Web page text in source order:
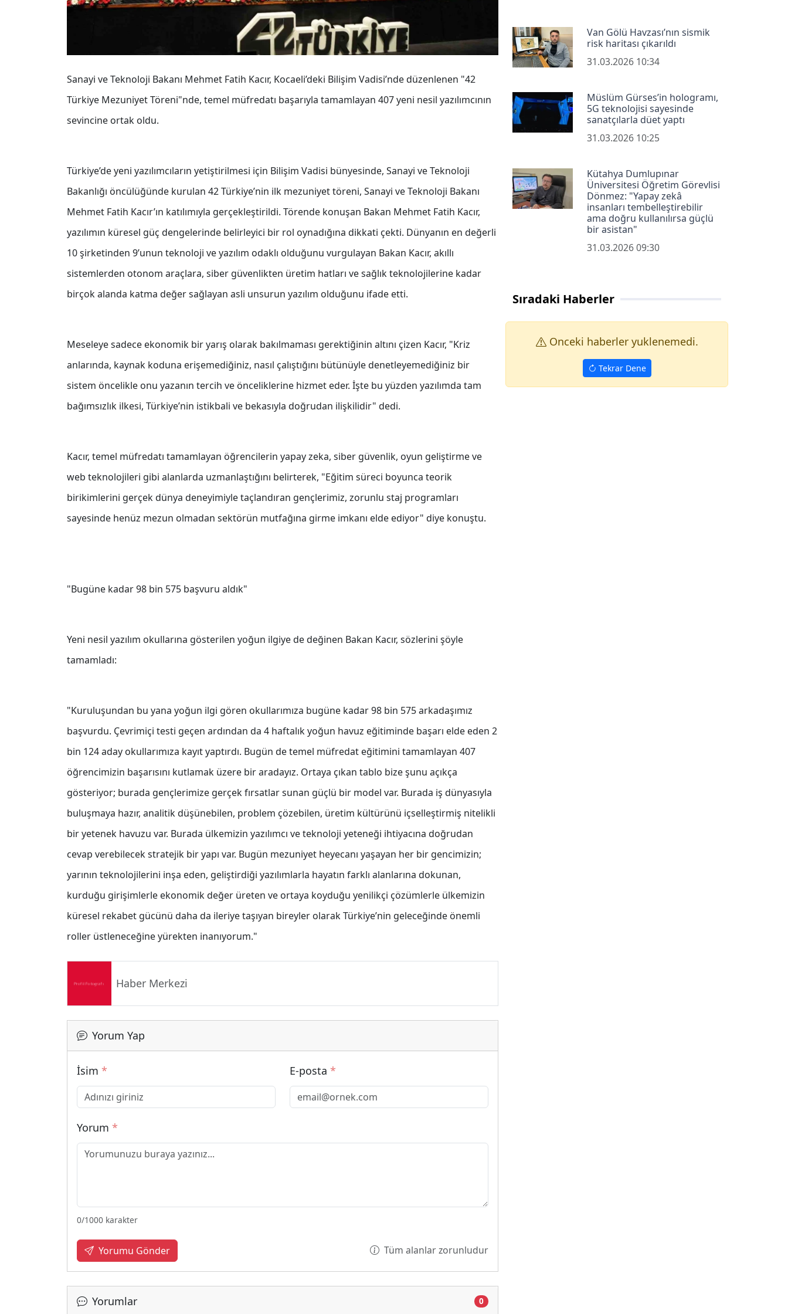
Sanayi ve Teknoloji Bakanı Mehmet Fatih Kacır, Kocaeli’deki Bilişim Vadisi’nde düzenlenen "42
Türkiye Mezuniyet Töreni"nde, temel müfredatı başarıyla tamamlayan 407 yeni nesil yazılımcının
sevincine ortak oldu.
Türkiye’de yeni yazılımcıların yetiştirilmesi için Bilişim Vadisi bünyesinde, Sanayi ve Teknoloji
Bakanlığı öncülüğünde kurulan 42 Türkiye’nin ilk mezuniyet töreni, Sanayi ve Teknoloji Bakanı
Mehmet Fatih Kacır’ın katılımıyla gerçekleştirildi. Törende konuşan Bakan Mehmet Fatih Kacır,
yazılımın küresel güç dengelerinde belirleyici bir rol oynadığına dikkati çekti. Dünyanın en değerli
10 şirketinden 9’unun teknoloji ve yazılım odaklı olduğunu vurgulayan Bakan Kacır, akıllı
sistemlerden otonom araçlara, siber güvenlikten üretim hatları ve sağlık teknolojilerine kadar
birçok alanda katma değer sağlayan asli unsurun yazılım olduğunu ifade etti.
Meseleye sadece ekonomik bir yarış olarak bakılmaması gerektiğinin altını çizen Kacır, "Kriz
anlarında, kaynak koduna erişemediğiniz, nasıl çalıştığını bütünüyle denetleyemediğiniz bir
sistem öncelikle onu yazanın tercih ve önceliklerine hizmet eder. İşte bu yüzden yazılımda tam
bağımsızlık ilkesi, Türkiye’nin istikbali ve bekasıyla doğrudan ilişkilidir" dedi.
Kacır, temel müfredatı tamamlayan öğrencilerin yapay zeka, siber güvenlik, oyun geliştirme ve
web teknolojileri gibi alanlarda uzmanlaştığını belirterek, "Eğitim süreci boyunca teorik
birikimlerini gerçek dünya deneyimiyle taçlandıran gençlerimiz, zorunlu staj programları
sayesinde henüz mezun olmadan sektörün mutfağına girme imkanı elde ediyor" diye konuştu.
"Bugüne kadar 98 bin 575 başvuru aldık"
Yeni nesil yazılım okullarına gösterilen yoğun ilgiye de değinen Bakan Kacır, sözlerini şöyle
tamamladı:
"Kuruluşundan bu yana yoğun ilgi gören okullarımıza bugüne kadar 98 bin 575 arkadaşımız
başvurdu. Çevrimiçi testi geçen ardından da 4 haftalık yoğun havuz eğitiminde başarı elde eden 2
bin 124 aday okullarımıza kayıt yaptırdı. Bugün de temel müfredat eğitimini tamamlayan 407
öğrencimizin başarısını kutlamak üzere bir aradayız. Ortaya çıkan tablo bize şunu açıkça
gösteriyor; burada gençlerimize gerçek fırsatlar sunan güçlü bir model var. Burada iş dünyasıyla
buluşmaya hazır, analitik düşünebilen, problem çözebilen, üretim kültürünü içselleştirmiş nitelikli
bir yetenek havuzu var. Burada ülkemizin yazılımcı ve teknoloji yeteneği ihtiyacına doğrudan
cevap verebilecek stratejik bir yapı var. Bugün mezuniyet heyecanı yaşayan her bir gencimizin;
yarının teknolojilerini inşa eden, geliştirdiği yazılımlarla hayatın farklı alanlarına dokunan,
kurduğu girişimlerle ekonomik değer üreten ve ortaya koyduğu yenilikçi çözümlerle ülkemizin
küresel rekabet gücünü daha da ileriye taşıyan bireyler olarak Türkiye’nin geleceğinde önemli
roller üstleneceğine yürekten inanıyorum."
Haber Merkezi
Yorum Yap
İsim * E-posta *
Yorum *
0/1000 karakter
Yorumu Gönder Tüm alanlar zorunludur
Yorumlar 0
Van Gölü Havzası’nın sismik
risk haritası çıkarıldı
31.03.2026 10:34
Müslüm Gürses’in hologramı,
5G teknolojisi sayesinde
sanatçılarla düet yaptı
31.03.2026 10:25
Kütahya Dumlupınar
Üniversitesi Öğretim Görevlisi
Dönmez: "Yapay zekâ
insanları tembelleştirebilir
ama doğru kullanılırsa güçlü
bir asistan"
31.03.2026 09:30
Sıradaki Haberler
Onceki haberler yuklenemedi.
Tekrar Dene